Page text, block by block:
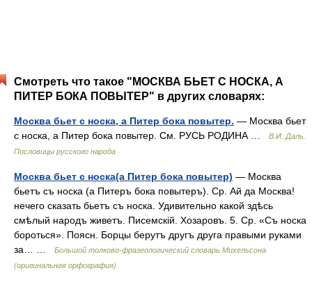
Смотреть что такое "МОСКВА БЬЕТ С НОСКА, А
ПИТЕР БОКА ПОВЫТЕР" в других словарях:
Москва бьет с носка, а Питер бока повытер. — Москва бьет
с носка, а Питер бока повытер. См. РУСЬ РОДИНА …
В.И. Даль.
Пословицы русского народа
Москва бьет с носка(а Питер бока повытер) — Москва
бьетъ съ носка (а Питеръ бока повытеръ). Ср. Ай да Москва!
нечего сказать бьетъ съ носка. Удивительно какой здѣсь
смѣлый народъ живетъ. Писемскій. Хозаровъ. 5. Ср. «Съ носка
бороться». Поясн. Борцы берутъ другъ друга правыми руками
за… …
Большой толково-фразеологический словарь Михельсона
(оригинальная орфография)